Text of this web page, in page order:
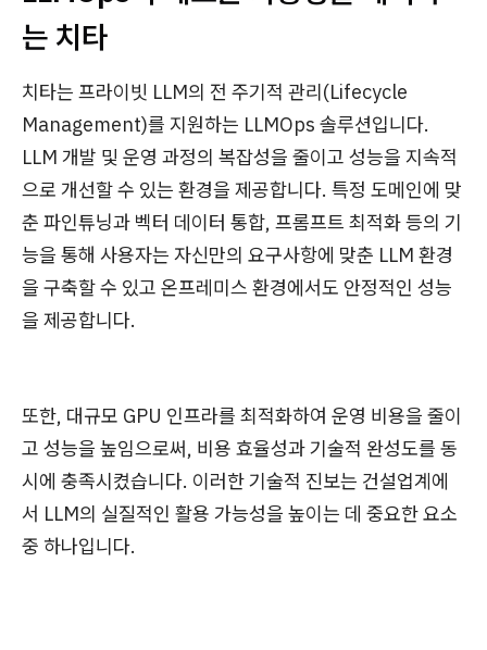
는 치타
치타는 프라이빗 LLM의 전 주기적 관리(Lifecycle
Management)를 지원하는 LLMOps 솔루션입니다.
LLM 개발 및 운영 과정의 복잡성을 줄이고 성능을 지속적
으로 개선할 수 있는 환경을 제공합니다. 특정 도메인에 맞
춘 파인튜닝과 벡터 데이터 통합, 프롬프트 최적화 등의 기
능을 통해 사용자는 자신만의 요구사항에 맞춘 LLM 환경
을 구축할 수 있고 온프레미스 환경에서도 안정적인 성능
을 제공합니다.
​또한, 대규모 GPU 인프라를 최적화하여 운영 비용을 줄이
고 성능을 높임으로써, 비용 효율성과 기술적 완성도를 동
시에 충족시켰습니다. 이러한 기술적 진보는 건설업계에
서 LLM의 실질적인 활용 가능성을 높이는 데 중요한 요소
중 하나입니다.